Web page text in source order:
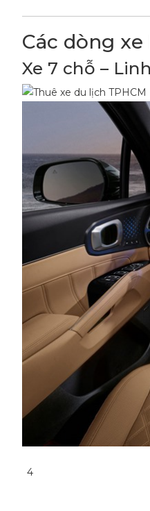
Các dòng
Xe 7 chỗ –
4